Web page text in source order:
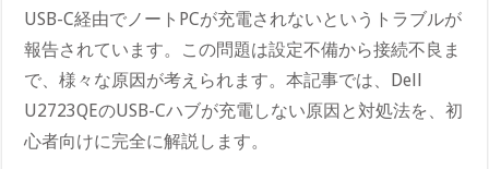
USB-C経由でノートPCが充電されないというトラブルが
報告されています。この問題は設定不備から接続不良ま
で、様々な原因が考えられます。本記事では、Dell
U2723QEのUSB-Cハブが充電しない原因と対処法を、初
心者向けに完全に解説します。